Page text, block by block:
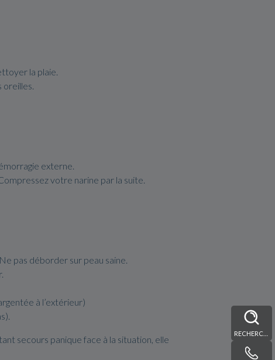
la plaie.
oreilles.
externe.
votre narine par la suite.
pas déborder sur peau saine.
à l’extérieur)
secours panique face à la situation, elle